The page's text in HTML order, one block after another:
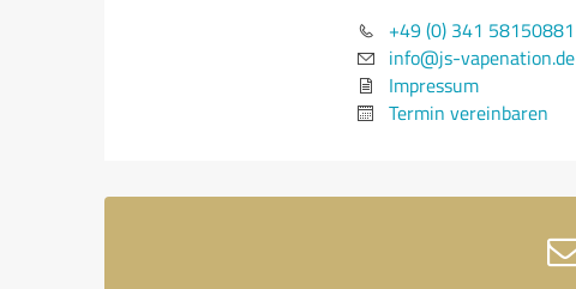
+49 (0) 341 58150881
info@js-vapenation.de
Impressum
Termin vereinbaren